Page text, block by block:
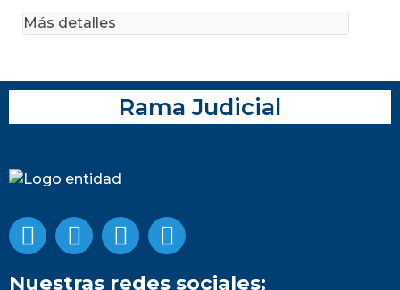
Más detalles
Rama Judicial
Nuestras redes sociales: